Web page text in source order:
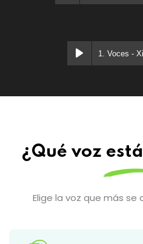
1. Voces -
¿Qué voz
Elige la voz que más